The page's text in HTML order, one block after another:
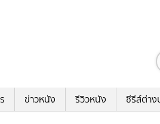
ข่าวหนัง รีวิวหนัง ซีรีส์ต่าง